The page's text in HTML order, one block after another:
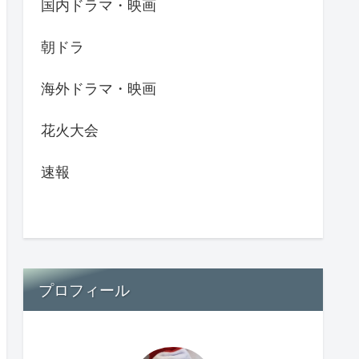
国内ドラマ・映画
朝ドラ
海外ドラマ・映画
花火大会
速報
プロフィール